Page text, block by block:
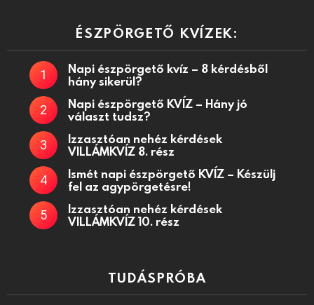
ÉSZPÖRGETŐ KVÍZEK:
Napi észpörgető kvíz – 8 kérdésből
hány sikerül?
Napi észpörgető KVÍZ – Hány jó
választ tudsz?
Izzasztóan nehéz kérdések
VILLÁMKVÍZ 8. rész
Ismét napi észpörgető KVÍZ – Készülj
fel az agypörgetésre!
Izzasztóan nehéz kérdések
VILLÁMKVÍZ 10. rész
TUDÁSPRÓBA